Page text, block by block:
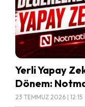
Yerli Yapay
Dönem:
23 TEMMUZ 2026 | 12:15